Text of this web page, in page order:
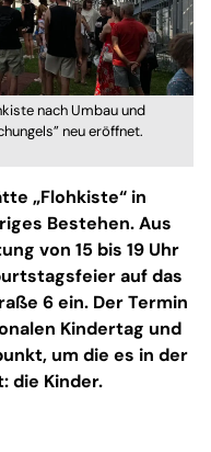
nach Umbau und
neu eröffnet.
„Flohkiste“ in
Bestehen. Aus
von 15 bis 19 Uhr
auf das
6 ein. Der Termin
Kindertag und
um die es in der
die Kinder.